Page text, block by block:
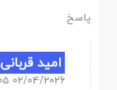
پاسخ
امید قربانی
02/04/2026 17:05